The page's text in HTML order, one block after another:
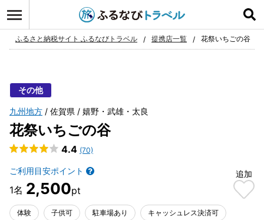
お気に入り
ふるさと納税サイト ふるなびトラベル 提携店一覧 花祭いちごの谷
その他
九州地方 佐賀県 嬉野・武雄・太良
花祭いちごの谷
4.4 (70)
ご利用目安ポイント
2,500
追加
体験 子供可 駐車場あり キャッシュレス決済可